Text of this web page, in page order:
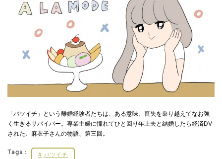
「バツイチ」という離婚経験者たちは、ある意味、喪失を乗り越えてなお強
く生きるサバイバー。専業主婦に憧れてひと回り年上夫と結婚したら経済DV
された、麻衣子さんの物語、第三回。
Tags： バツイチ